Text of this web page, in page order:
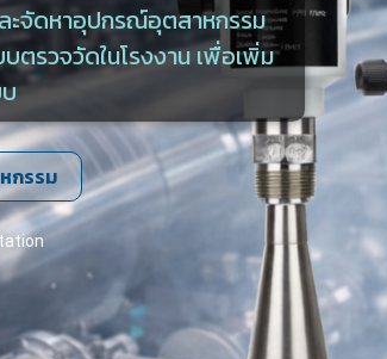
ะจัดหาอุปกรณ์อุตสาหกรรม
ตรวจวัดในโรงงาน เพื่อเพิ่ม
กรรม